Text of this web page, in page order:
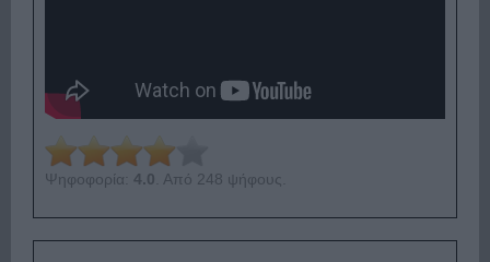
Ψηφοφορία: 4.0 . Από 248 ψήφους.